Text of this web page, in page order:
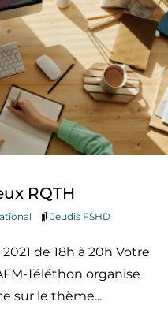
RQTH
Jeudis FSHD
de 18h à 20h Votre
Téléthon organise
sur le thème...